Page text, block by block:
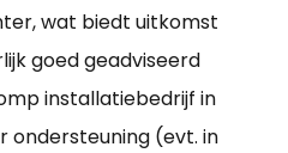
wat biedt uitkomst
goed geadviseerd
installatiebedrijf in
ondersteuning (evt. in